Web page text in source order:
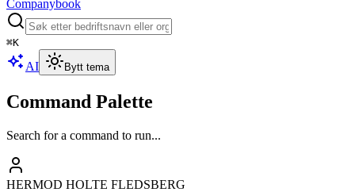
Companybook
⌘K
AI Bytt tema
Command Palette
Search for a command to run...
HERMOD HOLTE FLEDSBERG